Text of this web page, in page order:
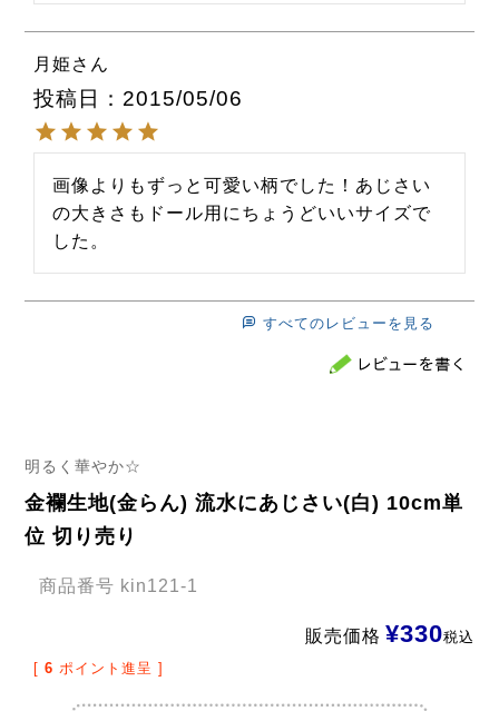
月姫
投稿日 2015/05/06
画像よりもずっと可愛い柄でした！あじさい
の大きさもドール用にちょうどいいサイズで
すべてのレビューを見る
明るく華やか☆
金襴生地(金らん) 流水にあじさい(白) 10cm単
位 切り売り
商品番号 kin121-1
販売価格 ¥330税込
[ 6 ポイント進呈 ]